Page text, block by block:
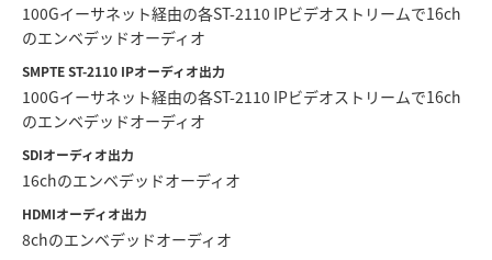
100Gイーサネット経由の各ST-2110 IPビデオストリームで16ch
のエンベデッドオーディオ
SMPTE ST-2110 IPオーディオ出力
100Gイーサネット経由の各ST-2110 IPビデオストリームで16ch
のエンベデッドオーディオ
SDIオーディオ出力
16chのエンベデッドオーディオ
HDMIオーディオ出力
8chのエンベデッドオーディオ